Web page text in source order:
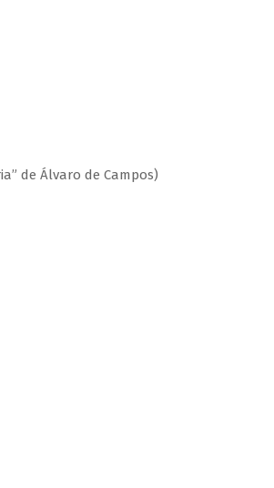
de Álvaro de Campos)